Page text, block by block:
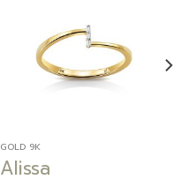
wishlist
GOLD 9K
Alissa